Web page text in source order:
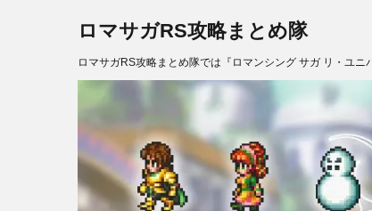
ロマサガRS攻略まとめ隊
ロマサガRS攻略まとめ隊では『ロマンシング サガ リ・ユ